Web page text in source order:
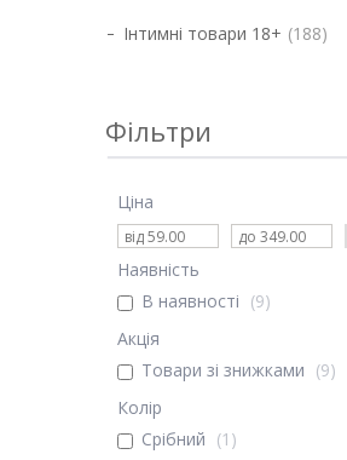
Інтимні товари 18+ 188
Фільтри
Ціна
Наявність
В наявності
9
Акція
Товари зі знижками
9
Колір
Срібний
1